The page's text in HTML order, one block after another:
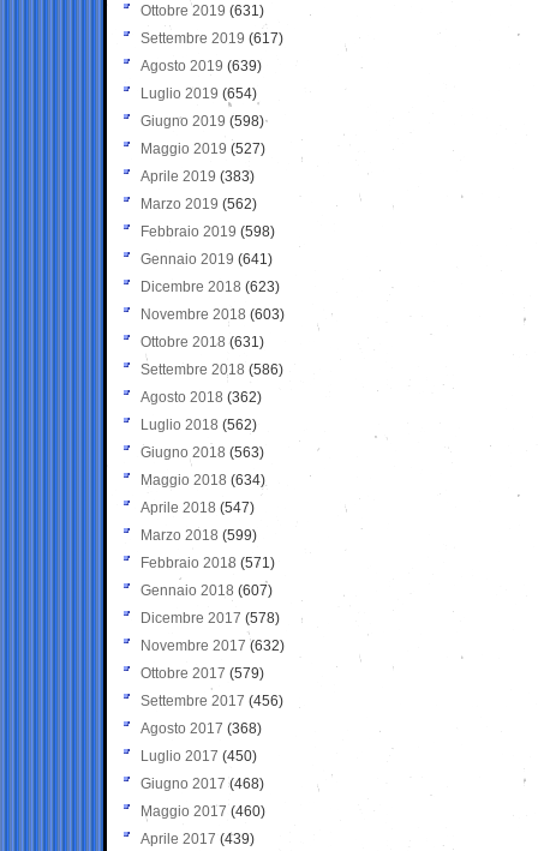
Ottobre 2019 (631)
Settembre 2019 (617)
Agosto 2019 (639)
Luglio 2019 (654)
Giugno 2019 (598)
Maggio 2019 (527)
Aprile 2019 (383)
Marzo 2019 (562)
Febbraio 2019 (598)
Gennaio 2019 (641)
Dicembre 2018 (623)
Novembre 2018 (603)
Ottobre 2018 (631)
Settembre 2018 (586)
Agosto 2018 (362)
Luglio 2018 (562)
Giugno 2018 (563)
Maggio 2018 (634)
Aprile 2018 (547)
Marzo 2018 (599)
Febbraio 2018 (571)
Gennaio 2018 (607)
Dicembre 2017 (578)
Novembre 2017 (632)
Ottobre 2017 (579)
Settembre 2017 (456)
Agosto 2017 (368)
Luglio 2017 (450)
Giugno 2017 (468)
Maggio 2017 (460)
Aprile 2017 (439)